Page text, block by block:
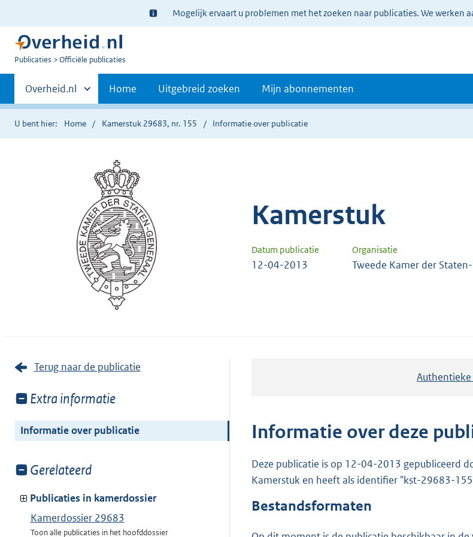
Ter
informatie:
Mogelijk ervaart u problemen met het zoeken naar publicaties. We werken
U
Publicaties Officiële publicaties
Primaire
navigatie
Andere
sites
binnen
Overheid.nl Home Uitgebreid zoeken Mijn abonnementen
U bent hier: Home Kamerstuk 29683, nr. 155 Informatie over publicatie
Kamerstuk
Datum publicatie Organisatie
12-04-2013 Tweede Kamer der
Terug naar de publicatie
Toon
van:
Extra informatie
Informatie over publicatie
Toon
van:
Gerelateerd
Publicaties in kamerdossier
Kamerdossier 29683
Toon alle publicaties in het hoofddossier
Authentieke
Informatie over deze
Deze publicatie is op 12-04-2013 gepubliceerd
Kamerstuk en heeft als identifier "kst-29683-
Bestandsformaten